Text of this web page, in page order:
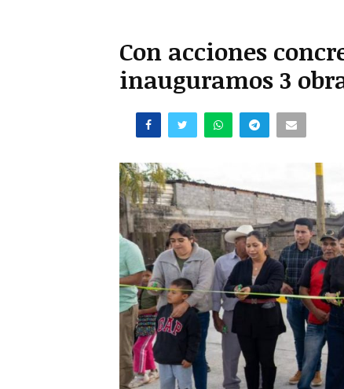
Con acciones
inauguramos 3